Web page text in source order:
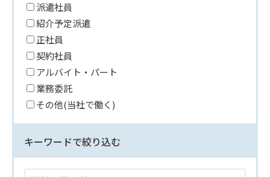
派遣社員
紹介予定派遣
正社員
契約社員
アルバイト・パート
業務委託
その他(当社で働く)
キーワードで絞り込む